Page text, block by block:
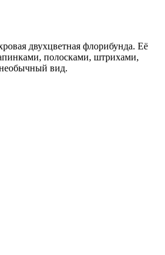
двухцветная флорибунда. Её
полосками, штрихами,
вид.